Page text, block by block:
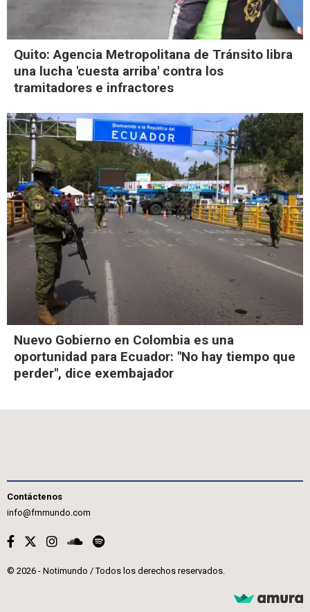
Quito: Agencia Metropolitana de Tránsito libra
una lucha 'cuesta arriba' contra los
tramitadores e infractores
Nuevo Gobierno en Colombia es una
oportunidad para Ecuador: "No hay tiempo que
perder", dice exembajador
Contáctenos
info@fmmundo.com
© 2026 - Notimundo / Todos los derechos reservados.